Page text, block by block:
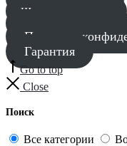
Шары для девушки
Политика
Гарантия
Go to top
Close
Поиск
Все категории